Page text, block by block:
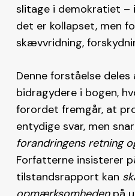
slitage i demokratiet –
det er kollapset, men
skævvridning,
Denne forståelse deles
bidragydere i bogen,
forordet fremgår, at
entydige svar, men
forandringens retning
Forfatterne insisterer
tilstandsrapport kan